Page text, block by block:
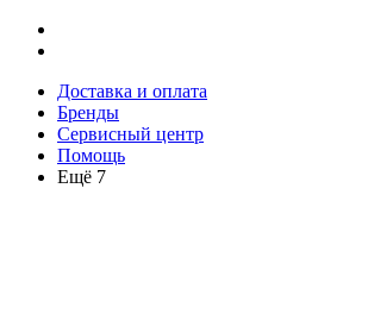
Доставка и оплата
Бренды
Сервисный центр
Помощь
Ещё 7